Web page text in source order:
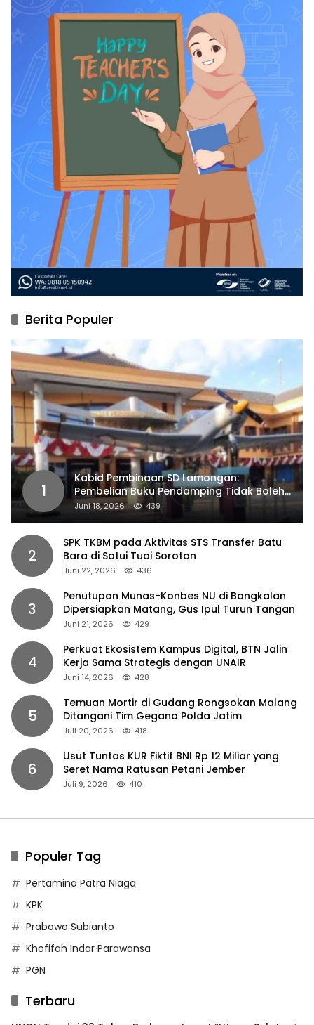
Berita Populer
1
Kabid Pembinaan SD Lamongan:
Pembelian Buku Pendamping Tidak Boleh
Dipaksakan
Juni 18, 2026 439
2
SPK TKBM pada Aktivitas STS Transfer Batu
Bara di Satui Tuai Sorotan
Juni 22, 2026 436
3
Penutupan Munas-Konbes NU di Bangkalan
Dipersiapkan Matang, Gus Ipul Turun Tangan
Juni 21, 2026 429
4
Perkuat Ekosistem Kampus Digital, BTN Jalin
Kerja Sama Strategis dengan UNAIR
Juni 14, 2026 428
5
Temuan Mortir di Gudang Rongsokan Malang
Ditangani Tim Gegana Polda Jatim
Juli 20, 2026 418
6
Usut Tuntas KUR Fiktif BNI Rp 12 Miliar yang
Seret Nama Ratusan Petani Jember
Juli 9, 2026 410
Populer Tag
Pertamina Patra Niaga
KPK
Prabowo Subianto
Khofifah Indar Parawansa
PGN
Terbaru